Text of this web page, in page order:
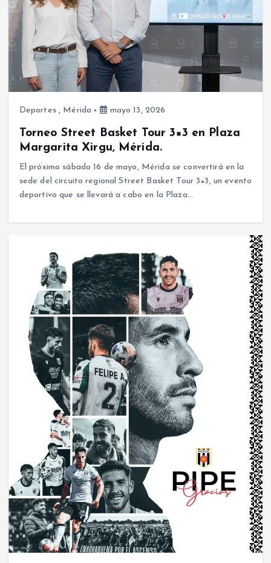
Deportes, Mérida mayo 13, 2026
Torneo Street Basket Tour 3×3 en Plaza
Margarita Xirgu, Mérida.
El próximo sábado 16 de mayo, Mérida se convertirá en la
sede del circuito regional Street Basket Tour 3×3, un evento
deportivo que se llevará a cabo en la Plaza…